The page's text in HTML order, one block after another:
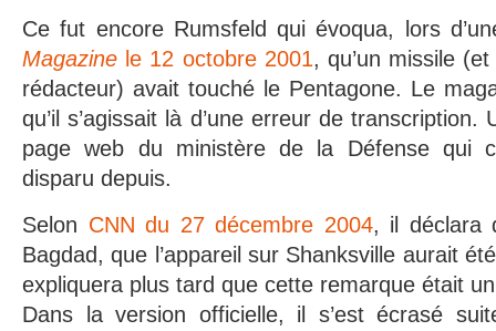
Ce fut encore Rumsfeld qui évoqua, lors
Magazine le 12 octobre 2001, qu’un missile
rédacteur) avait touché le Pentagone. Le
qu’il s’agissait là d’une erreur de
page web du ministère de la Défense qui
disparu depuis.
Selon CNN du 27 décembre 2004, il déclara
Bagdad, que l’appareil sur Shanksville aurait
expliquera plus tard que cette remarque était
Dans la version officielle, il s’est écrasé